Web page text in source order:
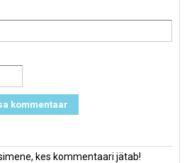
kes kommentaari jätab!